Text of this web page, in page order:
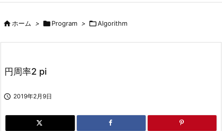
ホーム > Program > Algorithm
円周率2 pi
 2019年2月9日